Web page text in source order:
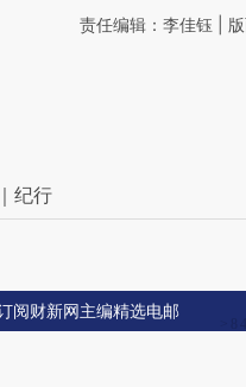
责任编辑：李佳钰 |
纪行
阅财新网主编精选电邮